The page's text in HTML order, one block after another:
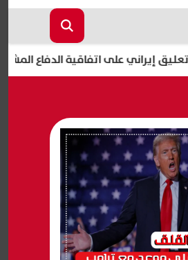
على اتفاقية الدفاع المشترك